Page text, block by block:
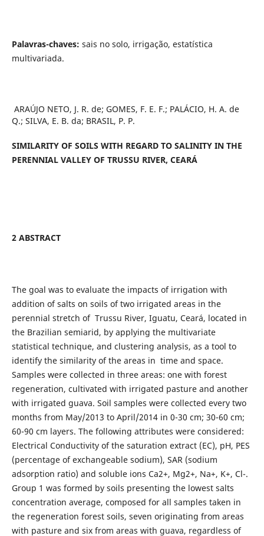
Palavras-chaves: sais no solo, irrigação, estatística
multivariada.
ARAÚJO NETO, J. R. de; GOMES, F. E. F.; PALÁCIO, H. A. de
Q.; SILVA, E. B. da; BRASIL, P. P.
SIMILARITY OF SOILS WITH REGARD TO SALINITY IN THE
PERENNIAL VALLEY OF TRUSSU RIVER, CEARÁ
2 ABSTRACT
The goal was to evaluate the impacts of irrigation with
addition of salts on soils of two irrigated areas in the
perennial stretch of Trussu River, Iguatu, Ceará, located in
the Brazilian semiarid, by applying the multivariate
statistical technique, and clustering analysis, as a tool to
identify the similarity of the areas in time and space.
Samples were collected in three areas: one with forest
regeneration, cultivated with irrigated pasture and another
with irrigated guava. Soil samples were collected every two
months from May/2013 to April/2014 in 0-30 cm; 30-60 cm;
60-90 cm layers. The following attributes were considered:
Electrical Conductivity of the saturation extract (EC), pH, PES
(percentage of exchangeable sodium), SAR (sodium
adsorption ratio) and soluble ions Ca2+, Mg2+, Na+, K+, Cl-.
Group 1 was formed by soils presenting the lowest salts
concentration average, composed for all samples taken in
the regeneration forest soils, seven originating from areas
with pasture and six from areas with guava, regardless of